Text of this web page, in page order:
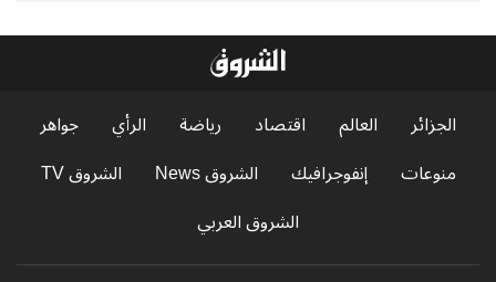
الجزائر العالم اقتصاد رياضة الرأي
جواهر
منوعات
إنفوجرافيك الشروق News
الشروق TV
الشروق العربي